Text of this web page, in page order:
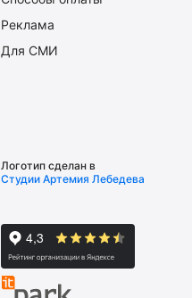
Реклама
Для СМИ
Логотип сделан в
Студии Артемия Лебедева